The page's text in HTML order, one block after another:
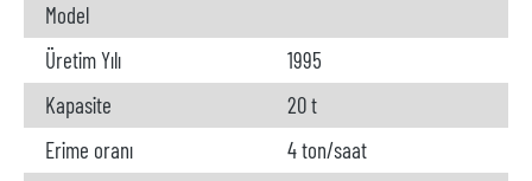
Model
Üretim Yılı
1995
Kapasite
20 t
Erime oranı
4 ton/saat